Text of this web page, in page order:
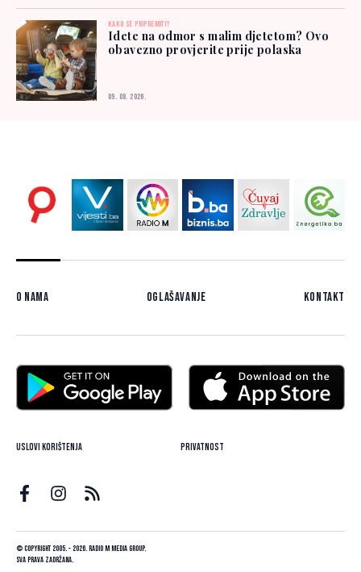
KAKO SE PRIPREMITI?
Idete na odmor s malim djetetom? Ovo
obavezno provjerite prije polaska
09. 08. 2026.
O nama Oglašavanje Kontakt
Uslovi korištenja Privatnost
© Copyright 2005. - 2026. Radio M Media Group.
Sva prava zadržana.